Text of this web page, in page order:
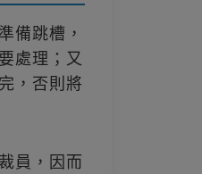
備跳槽，
處理；又
，否則將
員，因而